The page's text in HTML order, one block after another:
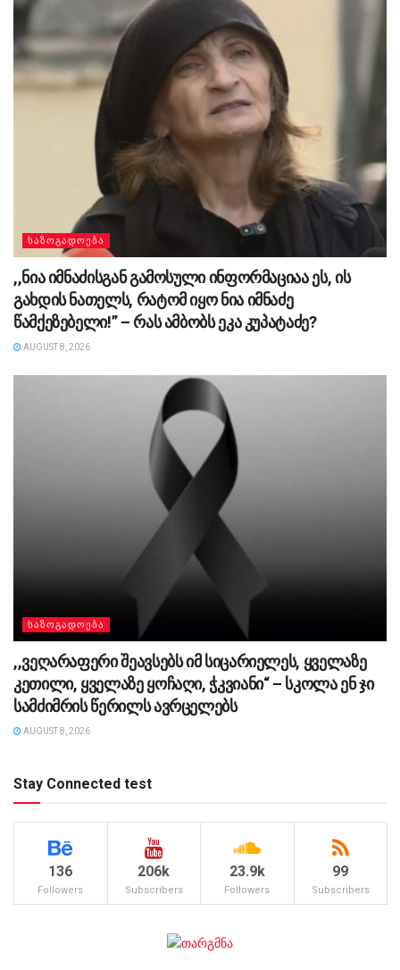
ᲡᲐᲖᲝᲒᲐᲓᲝᲔᲑᲐ
,,ნია იმნაძისგან გამოსული ინფორმაციაა ეს, ის
გახდის ნათელს, რატომ იყო ნია იმნაძე
წამქეზებელი!” – რას ამბობს ეკა კუპატაძე?
AUGUST 8, 2026
ᲡᲐᲖᲝᲒᲐᲓᲝᲔᲑᲐ
,,ვეღარაფერი შეავსებს იმ სიცარიელეს, ყველაზე
კეთილი, ყველაზე ყოჩაღი, ჭკვიანი“ – სკოლა ენ ჯი
სამძიმრის წერილს ავრცელებს
AUGUST 8, 2026
Stay Connected test
136
Followers
206k
Subscribers
23.9k
Followers
99
Subscribers